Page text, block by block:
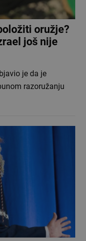
oružje?
još nije
je da je
razoružanju